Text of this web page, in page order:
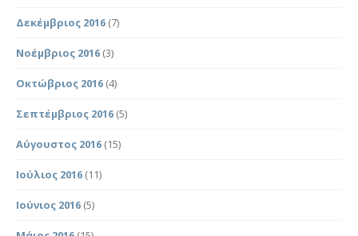
Δεκέμβριος 2016 (7)
Νοέμβριος 2016 (3)
Οκτώβριος 2016 (4)
Σεπτέμβριος 2016 (5)
Αύγουστος 2016 (15)
Ιούλιος 2016 (11)
Ιούνιος 2016 (5)